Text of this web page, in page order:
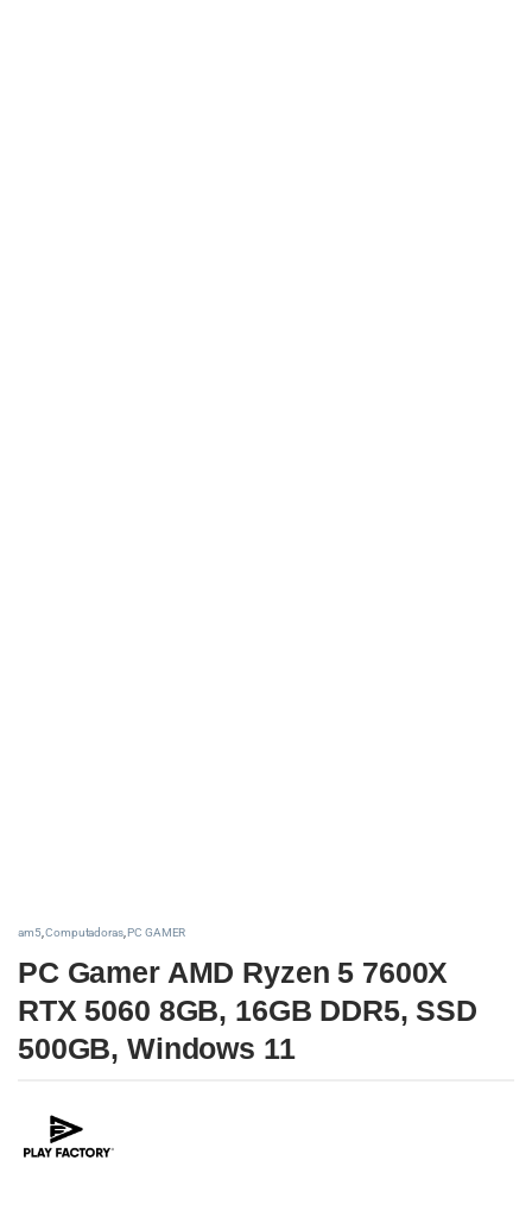
am5,Computadoras,PC GAMER
PC Gamer AMD Ryzen 5 7600X
RTX 5060 8GB, 16GB DDR5, SSD
500GB, Windows 11